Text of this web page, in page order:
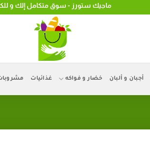
ماجيك ستورز - سوق متكامل إلك و
أجبان و ألبان خضار و فواكه غذائيات